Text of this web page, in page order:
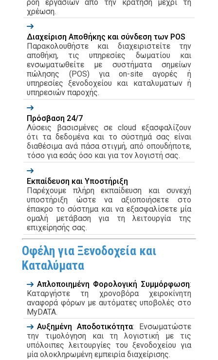
ροή εργασιών από την κράτηση μέχρι τη
χρέωση.
Διαχείριση Αποθήκης και σύνδεση των POS
Παρακολουθήστε και διαχειριστείτε την
αποθήκη, τις υπηρεσίες δωματίου και
ενσωματωθείτε με συστήματα σημείων
πώλησης (POS) για on-site αγορές ή
υπηρεσίες ξενοδοχείου και καταλυματων ή
υπηρεσιών παροχής.
Πρόσβαση 24/7
Λύσεις βασισμένες σε cloud εξασφαλίζουν
ότι τα δεδομένα και το σύστημά σας είναι
διαθέσιμα ανά πάσα στιγμή, από οπουδήποτε,
τόσο για εσάς όσο και για τον λογιστή σας.
Εκπαίδευση και Υποστήριξη
Παρέχουμε πλήρη εκπαίδευση και συνεχή
υποστήριξη ώστε να αξιοποιήσετε στο
έπακρο το σύστημα και να εξασφαλίσετε μία
ομαλή μετάβαση για τη λειτουργία της
επιχείρησής σας.
Οφέλη για Ξενοδοχεία και
Καταλύματα
Απλοποιημένη Φορολογική Συμμόρφωση:
Καταργήστε τη χρονοβόρα χειροκίνητη
αναφορά φόρων με αυτόματες υποβολές στο
MyDATA.
Αυξημένη Αποδοτικότητα: Ενσωματώστε
την τιμολόγηση και τη λογιστική με τις
υπόλοιπες λειτουργίες του ξενοδοχείου για
μία ολοκληρωμένη εμπειρία διαχείρισης.